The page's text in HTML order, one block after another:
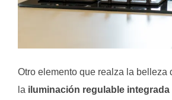
Otro elemento que realza la belleza
la iluminación regulable integrada